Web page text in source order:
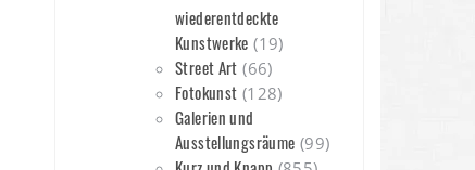
wiederentdeckte
Kunstwerke (19)
Street Art (66)
Fotokunst (128)
Galerien und
Ausstellungsräume (99)